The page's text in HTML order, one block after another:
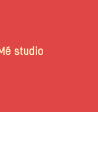
by Mé